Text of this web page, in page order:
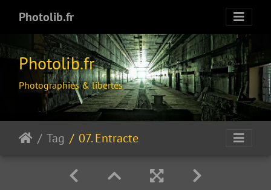
Photolib.fr
Photolib.fr
Photographies & libertés
Tag 07. Entracte